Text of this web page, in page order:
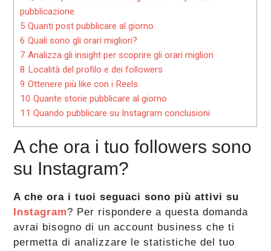
pubblicazione
5 Quanti post pubblicare al giorno
6 Quali sono gli orari migliori?
7 Analizza gli insight per scoprire gli orari migliori
8 Località del profilo e dei followers
9 Ottenere più like con i Reels
10 Quante storie pubblicare al giorno
11 Quando pubblicare su Instagram conclusioni
A che ora i tuo followers sono
su Instagram?
A che ora i tuoi seguaci sono più attivi su
Instagram? Per rispondere a questa domanda
avrai bisogno di un account business che ti
permetta di analizzare le statistiche del tuo